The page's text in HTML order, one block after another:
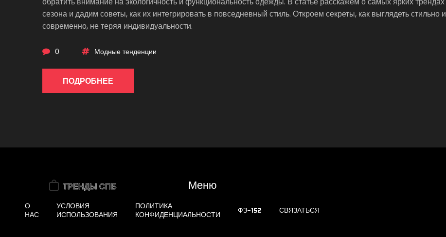
сезона и дадим советы, как их интегрировать в повседневный стиль. Откроем секреты, как выглядеть стильно и
современно, не теряя индивидуальности.
0 Модные тенденции
ПОДРОБНЕЕ
Меню
О
НАС
УСЛОВИЯ
ИСПОЛЬЗОВАНИЯ
ПОЛИТИКА
КОНФИДЕНЦИАЛЬНОСТИ
ФЗ-152 СВЯЗАТЬСЯ